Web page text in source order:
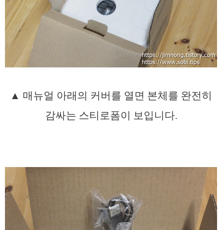
▲ 매뉴얼 아래의 커버를 열면 본체를 완전히
감싸는 스티로폼이 보입니다.